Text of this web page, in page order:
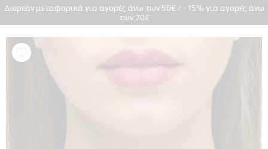
Δωρεάν μεταφορικά για αγορές άνω των 50€ / -15% για αγορές άνω
των 70€